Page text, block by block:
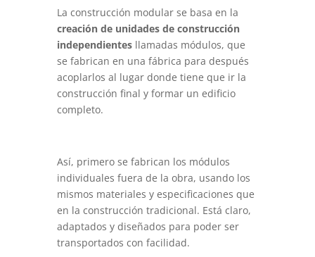
La construcción modular se basa en la
creación de unidades de construcción
independientesllamadas módulos, que
se fabrican en una fábrica para después
acoplarlos al lugar donde tiene que ir la
construcción final y formar un edificio
completo.
Así, primero se fabrican los módulos
individuales fuera de la obra, usando los
mismos materiales y especificaciones que
en la construcción tradicional. Está claro,
adaptados y diseñados para poder ser
transportados con facilidad.